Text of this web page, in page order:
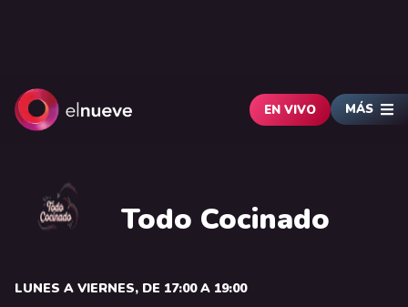
EN VIVO MÁS
Todo Cocinado
LUNES A VIERNES, DE 17:00 A 19:00